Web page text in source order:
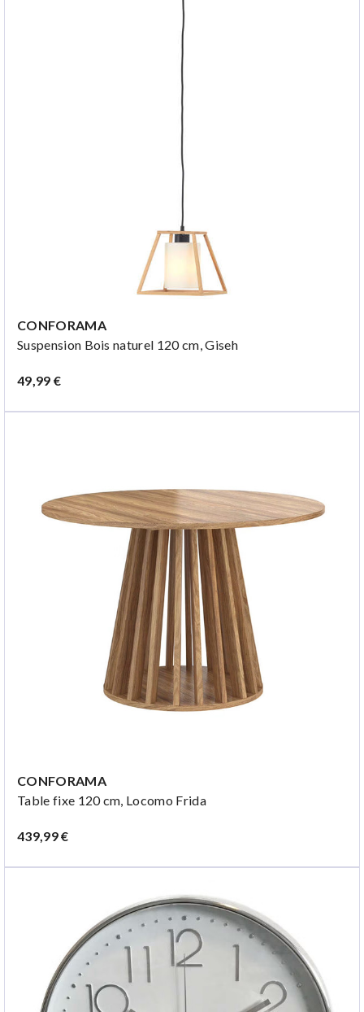
CONFORAMA
Suspension Bois naturel 120 cm, Giseh
49,99 €
CONFORAMA
Table fixe 120 cm, Locomo Frida
439,99 €